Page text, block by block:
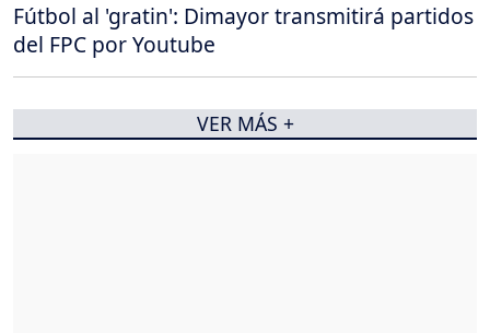
Fútbol al 'gratin': Dimayor transmitirá partidos
del FPC por Youtube
VER MÁS +